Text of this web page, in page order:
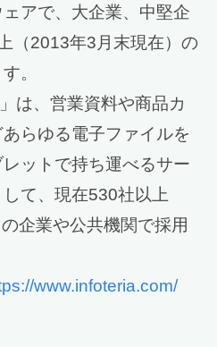
アで、大企業、中堅企
（2013年3月末現在）の
。
は、営業資料や商品カ
らゆる電子ファイルを
ットで持ち運べるサー
て、現在530社以上
企業や公共機関で採用
www.infoteria.com/